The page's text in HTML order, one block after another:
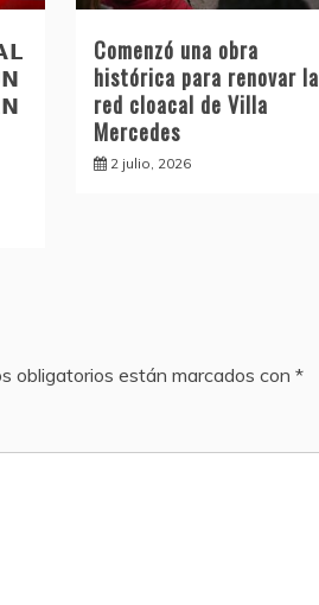
Comenzó una obra
histórica para renovar la
red cloacal de Villa
Mercedes
2 julio, 2026
obligatorios están marcados con *